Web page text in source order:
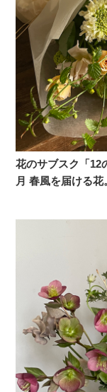
花のサブスク「12
月 春風を届ける花